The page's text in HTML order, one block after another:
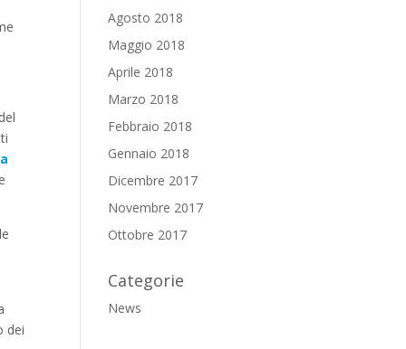
dei
Agosto 2018
Maggio 2018
Aprile 2018
Marzo 2018
Febbraio 2018
Gennaio 2018
Dicembre 2017
Novembre 2017
Ottobre 2017
Categorie
News